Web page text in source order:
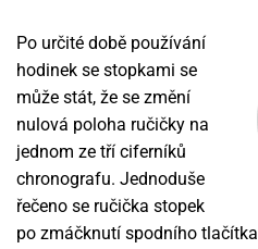
Po určité době používání
hodinek se stopkami se
může stát, že se změní
nulová poloha ručičky na
jednom ze tří ciferníků
chronografu. Jednoduše
řečeno se ručička stopek
po zmáčknutí spodního tlačítka